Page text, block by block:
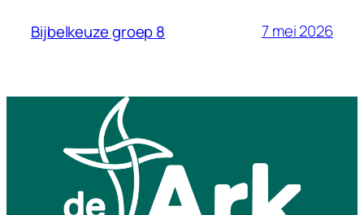
Bijbelkeuze groep 8 7 mei 2026